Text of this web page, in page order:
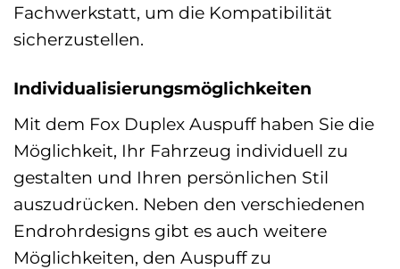
Fachwerkstatt, um die Kompatibilität
sicherzustellen.
Individualisierungsmöglichkeiten
Mit dem Fox Duplex Auspuff haben Sie die
Möglichkeit, Ihr Fahrzeug individuell zu
gestalten und Ihren persönlichen Stil
auszudrücken. Neben den verschiedenen
Endrohrdesigns gibt es auch weitere
Möglichkeiten, den Auspuff zu